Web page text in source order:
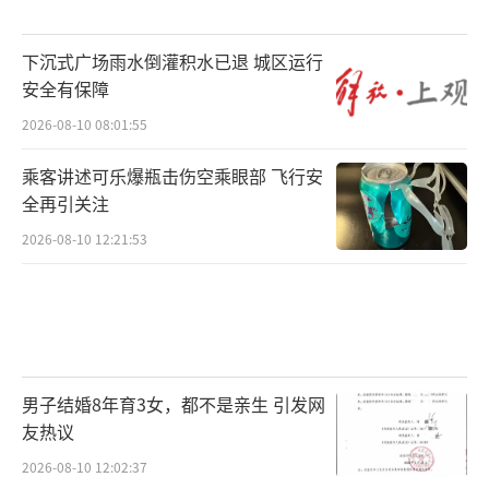
下沉式广场雨水倒灌积水已退 城区运行
安全有保障
2026-08-10 08:01:55
乘客讲述可乐爆瓶击伤空乘眼部 飞行安
全再引关注
2026-08-10 12:21:53
男子结婚8年育3女，都不是亲生 引发网
友热议
2026-08-10 12:02:37